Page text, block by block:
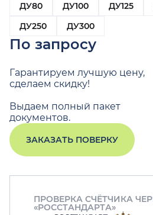
ДУ80
ДУ100 ДУ125
ДУ250
ДУ300
По запросу
Гарантируем лучшую цену,
сделаем скидку!
Выдаем полный пакет
документов.
ЗАКАЗАТЬ ПОВЕРКУ
ПРОВЕРКА СЧЁТЧИКА
«РОССТАНДАРТА»